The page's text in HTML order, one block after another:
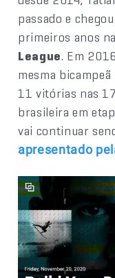
passado e
primeiros anos
League. Em
mesma
11 vitórias nas
brasileira em
vai continuar
apresentado